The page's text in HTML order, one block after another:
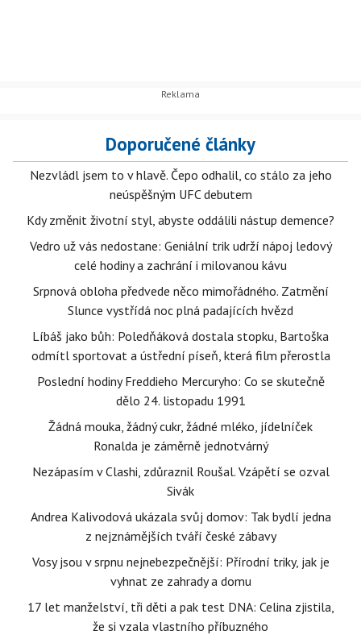
Doporučené články
Nezvládl jsem to v hlavě. Čepo odhalil, co stálo za jeho
neúspěšným UFC debutem
Kdy změnit životní styl, abyste oddálili nástup demence?
Vedro už vás nedostane: Geniální trik udrží nápoj ledový
celé hodiny a zachrání i milovanou kávu
Srpnová obloha předvede něco mimořádného. Zatmění
Slunce vystřídá noc plná padajících hvězd
Líbáš jako bůh: Poledňáková dostala stopku, Bartoška
odmítl sportovat a ústřední píseň, která film přerostla
Poslední hodiny Freddieho Mercuryho: Co se skutečně
dělo 24. listopadu 1991
Žádná mouka, žádný cukr, žádné mléko, jídelníček
Ronalda je záměrně jednotvárný
Nezápasím v Clashi, zdůraznil Roušal. Vzápětí se ozval
Sivák
Andrea Kalivodová ukázala svůj domov: Tak bydlí jedna
z nejznámějších tváří české zábavy
Vosy jsou v srpnu nejnebezpečnější: Přírodní triky, jak je
vyhnat ze zahrady a domu
17 let manželství, tři děti a pak test DNA: Celina zjistila,
že si vzala vlastního příbuzného